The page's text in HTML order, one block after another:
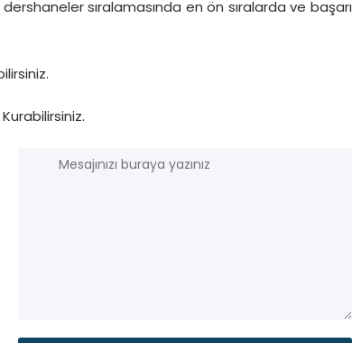
sıralamasında en ön sıralarda ve başarı